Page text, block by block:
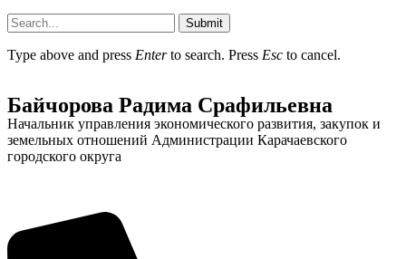
Submit
Type above and press Enterto search. Press Esc to cancel.
Байчорова Радима Срафильевна
Начальник управления экономического развития, закупок и
земельных отношений Администрации Карачаевского
городского округа